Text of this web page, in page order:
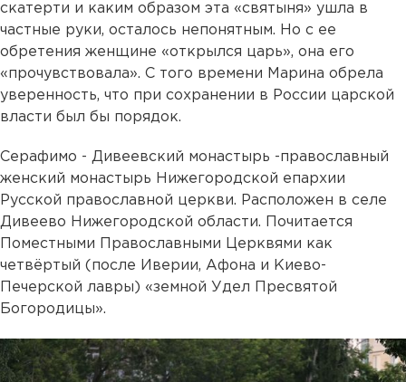
скатерти и каким образом эта «святыня» ушла в
частные руки, осталось непонятным. Но с ее
обретения женщине «открылся царь», она его
«прочувствовала». С того времени Марина обрела
уверенность, что при сохранении в России царской
власти был бы порядок.
Серафимо - Дивеевский монастырь -православный
женский монастырь Нижегородской епархии
Русской православной церкви. Расположен в селе
Дивеево Нижегородской области. Почитается
Поместными Православными Церквями как
четвёртый (после Иверии, Афона и Киево-
Печерской лавры) «земной Удел Пресвятой
Богородицы».